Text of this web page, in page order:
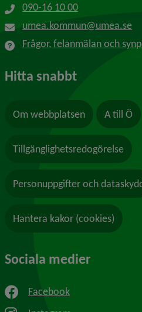
090-16 10 00
umea.kommun@umea.se
Frågor, felanmälan och
Hitta snabbt
Om webbplatsen A till Ö
Tillgänglighetsredogörelse
Personuppgifter och
Hantera kakor (cookies)
Sociala medier
Facebook